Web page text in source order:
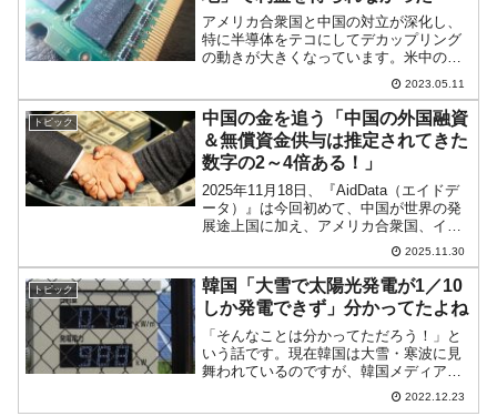
アメリカ合衆国と中国の対立が深化し、
特に半導体をテコにしてデカップリング
の動きが大きくなっています。米中の間
で困っているのが韓国で、中国には『サ
ムスン電子』と『SKハイニックス』のフ
ァウンドリーがありますし、中国は半導
体の世界最大市場。中国...
2023.05.11
トピック
中国の金を追う「中国の外国融資
＆無償資金供与は推定されてきた
数字の2～4倍ある！」
2025年11月18日、『AidData（エイドデ
ータ）』は今回初めて、中国が世界の発
展途上国に加え、アメリカ合衆国、イギ
リス、西欧諸国、日本、オーストラリア
などの高所得国で行っている秘密裏の融
資・無償資金供与活動に関する詳細かつ
包括的な情...
2025.11.30
トピック
韓国「大雪で太陽光発電が1／10
しか発電できず」分かってたよね
「そんなことは分かってただろう！」と
いう話です。現在韓国は大雪・寒波に見
舞われているのですが、韓国メディア
『ソウル経済』に「必然の帰結」という
記事が出ました。Money1でも何度もしつ
2022.12.23